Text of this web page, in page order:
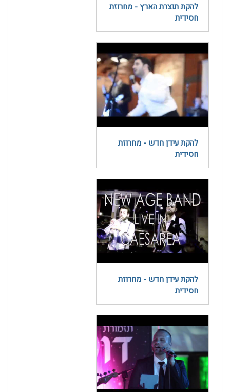
להקת תוצרת הארץ - מחרוזת
חסידית
להקת עידן חדש - מחרוזת
חסידית
להקת עידן חדש - מחרוזת
חסידית